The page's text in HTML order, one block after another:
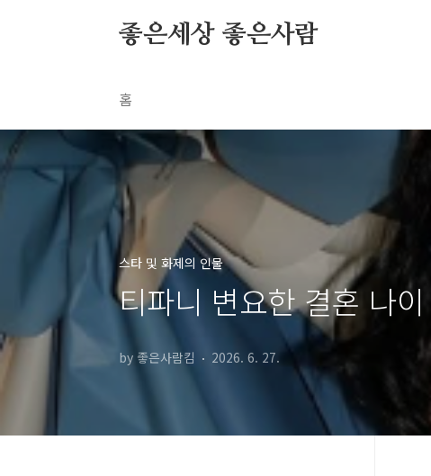
좋은세상 좋은사람
홈
스타 및 화제의 인물
티파니 변요한 결혼 나
by 좋은사람킴 2026. 6. 27.